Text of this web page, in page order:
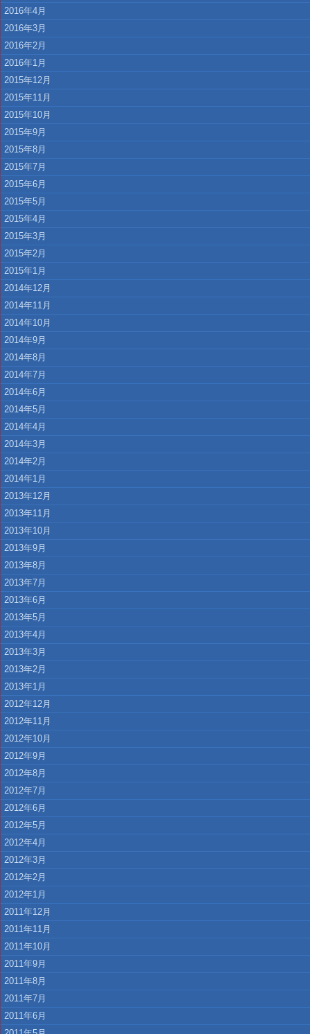
2016年4月
2016年3月
2016年2月
2016年1月
2015年12月
2015年11月
2015年10月
2015年9月
2015年8月
2015年7月
2015年6月
2015年5月
2015年4月
2015年3月
2015年2月
2015年1月
2014年12月
2014年11月
2014年10月
2014年9月
2014年8月
2014年7月
2014年6月
2014年5月
2014年4月
2014年3月
2014年2月
2014年1月
2013年12月
2013年11月
2013年10月
2013年9月
2013年8月
2013年7月
2013年6月
2013年5月
2013年4月
2013年3月
2013年2月
2013年1月
2012年12月
2012年11月
2012年10月
2012年9月
2012年8月
2012年7月
2012年6月
2012年5月
2012年4月
2012年3月
2012年2月
2012年1月
2011年12月
2011年11月
2011年10月
2011年9月
2011年8月
2011年7月
2011年6月